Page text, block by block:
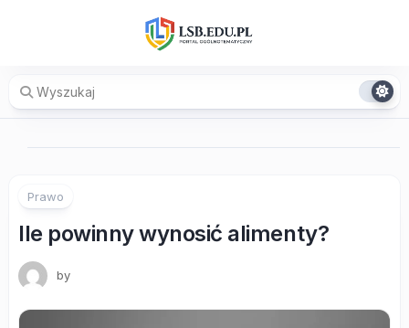
Prawo
Ile powinny wynosić alimenty?
by